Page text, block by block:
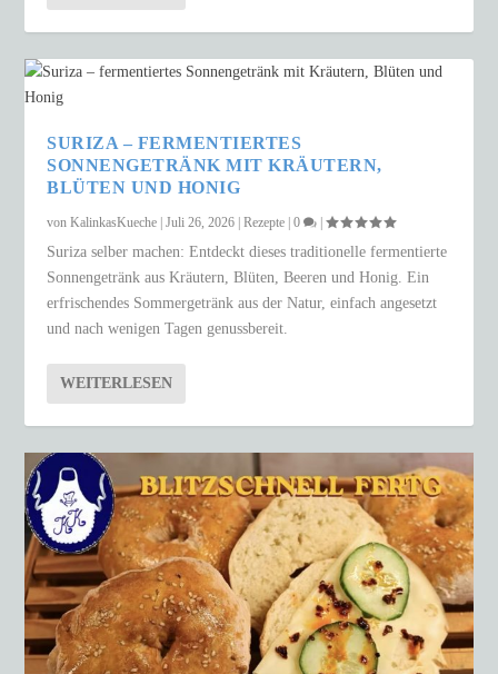
SURIZA – FERMENTIERTES
SONNENGETRÄNK MIT KRÄUTERN,
BLÜTEN UND HONIG
vonKalinkasKueche |Juli 26, 2026 |Rezepte |0 |
Suriza selber machen: Entdeckt dieses traditionelle fermentierte
Sonnengetränk aus Kräutern, Blüten, Beeren und Honig. Ein
erfrischendes Sommergetränk aus der Natur, einfach angesetzt
und nach wenigen Tagen genussbereit.
WEITERLESEN